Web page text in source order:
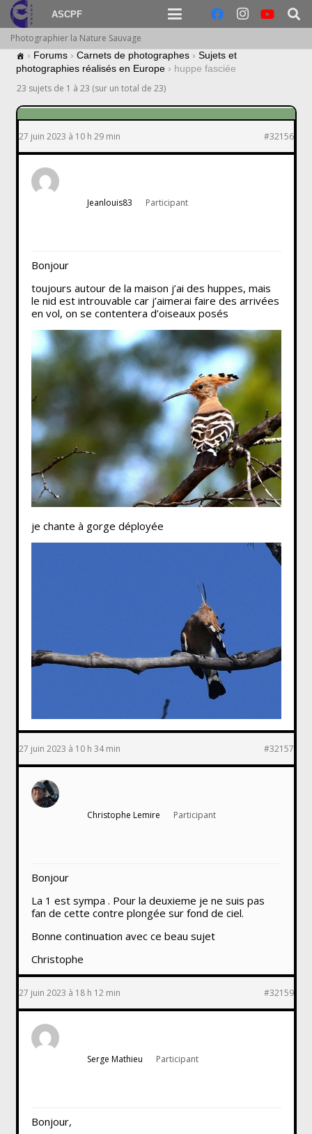
ASCPF
Photographier la Nature Sauvage
› Forums › Carnets de photographes › Sujets et
photographies réalisés en Europe › huppe fasciée
23 sujets de 1 à 23 (sur un total de 23)
27 juin 2023 à 10 h 29 min #32156
Jeanlouis83 Participant
Bonjour
toujours autour de la maison j’ai des huppes, mais
le nid est introuvable car j’aimerai faire des arrivées
en vol, on se contentera d’oiseaux posés
je chante à gorge déployée
27 juin 2023 à 10 h 34 min #32157
Christophe Lemire Participant
Bonjour
La 1 est sympa . Pour la deuxieme je ne suis pas
fan de cette contre plongée sur fond de ciel.
Bonne continuation avec ce beau sujet
Christophe
27 juin 2023 à 18 h 12 min #32159
Serge Mathieu Participant
Bonjour,